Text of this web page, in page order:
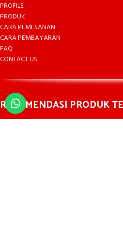
PROFILE
PRODUK
CARA PEMESANAN
CARA PEMBAYARAN
FAQ
CONTACT US
REKOMENDASI PRODUK